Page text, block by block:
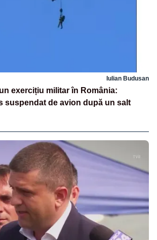
Iulian Budusan
exercițiu militar în România:
suspendat de avion după un salt